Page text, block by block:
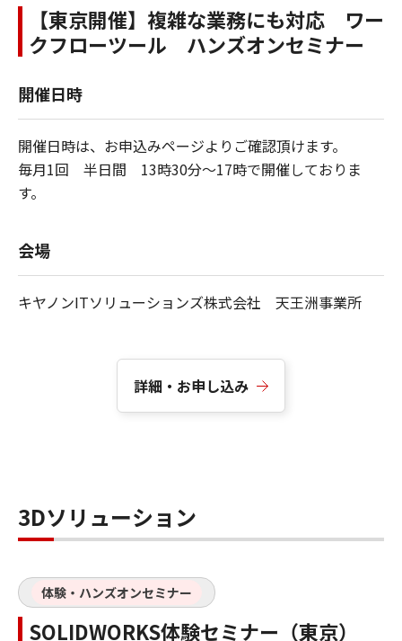
【東京開催】複雑な業務にも対応 ワー
クフローツール ハンズオンセミナー
開催日時
開催日時は、お申込みページよりご確認頂けます。
毎月1回 半日間 13時30分～17時で開催しておりま
す。
会場
キヤノンITソリューションズ株式会社 天王洲事業所
詳細・お申し込み
3Dソリューション
体験・ハンズオンセミナー
SOLIDWORKS体験セミナー（東京）